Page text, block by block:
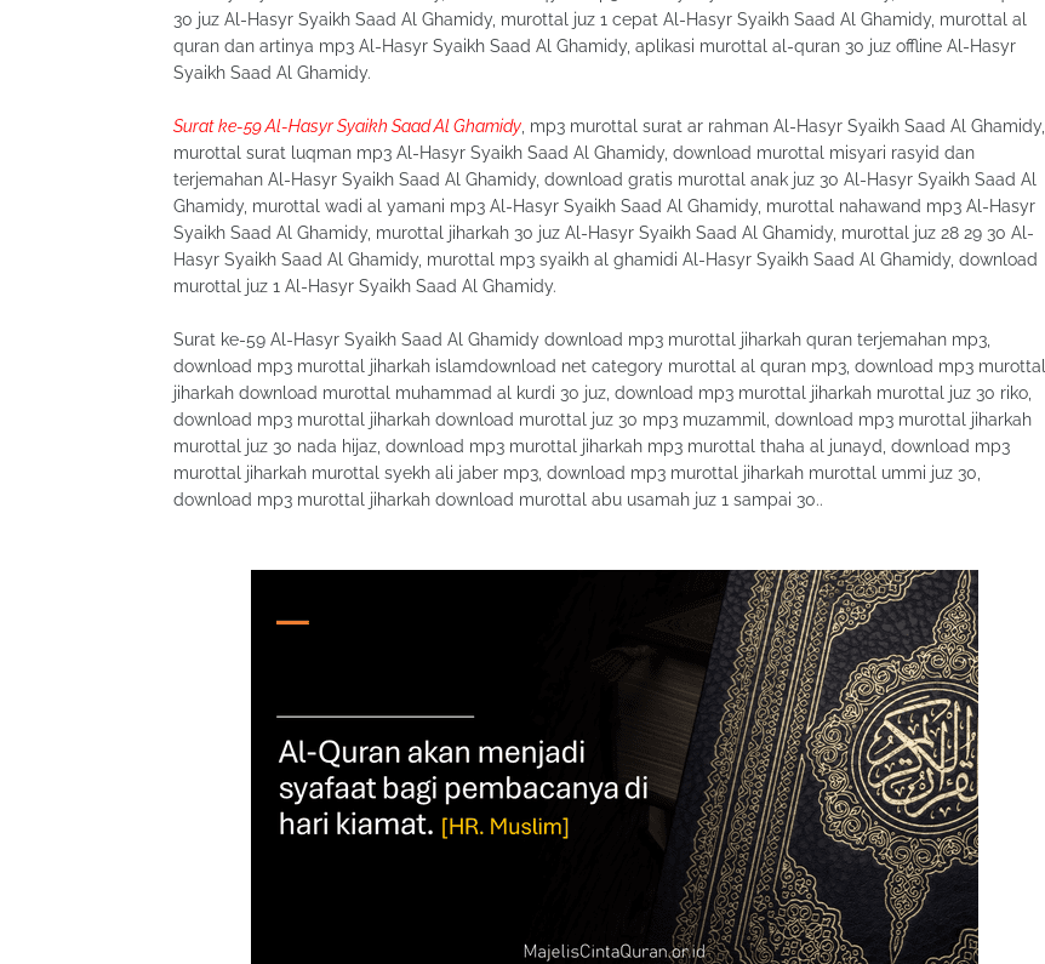
30 juz Al-Hasyr Syaikh Saad Al Ghamidy, murottal juz 1 cepat Al-Hasyr Syaikh Saad Al Ghamidy, murottal al
quran dan artinya mp3 Al-Hasyr Syaikh Saad Al Ghamidy, aplikasi murottal al-quran 30 juz offline Al-Hasyr
Syaikh Saad Al Ghamidy.
Surat ke-59 Al-Hasyr Syaikh Saad Al Ghamidy , mp3 murottal surat ar rahman Al-Hasyr Syaikh Saad Al Ghamidy,
murottal surat luqman mp3 Al-Hasyr Syaikh Saad Al Ghamidy, download murottal misyari rasyid dan
terjemahan Al-Hasyr Syaikh Saad Al Ghamidy, download gratis murottal anak juz 30 Al-Hasyr Syaikh Saad Al
Ghamidy, murottal wadi al yamani mp3 Al-Hasyr Syaikh Saad Al Ghamidy, murottal nahawand mp3 Al-Hasyr
Syaikh Saad Al Ghamidy, murottal jiharkah 30 juz Al-Hasyr Syaikh Saad Al Ghamidy, murottal juz 28 29 30 Al-
Hasyr Syaikh Saad Al Ghamidy, murottal mp3 syaikh al ghamidi Al-Hasyr Syaikh Saad Al Ghamidy, download
murottal juz 1 Al-Hasyr Syaikh Saad Al Ghamidy.
Surat ke-59 Al-Hasyr Syaikh Saad Al Ghamidy download mp3 murottal jiharkah quran terjemahan mp3,
download mp3 murottal jiharkah islamdownload net category murottal al quran mp3, download mp3 murottal
jiharkah download murottal muhammad al kurdi 30 juz, download mp3 murottal jiharkah murottal juz 30 riko,
download mp3 murottal jiharkah download murottal juz 30 mp3 muzammil, download mp3 murottal jiharkah
murottal juz 30 nada hijaz, download mp3 murottal jiharkah mp3 murottal thaha al junayd, download mp3
murottal jiharkah murottal syekh ali jaber mp3, download mp3 murottal jiharkah murottal ummi juz 30,
download mp3 murottal jiharkah download murottal abu usamah juz 1 sampai 30..